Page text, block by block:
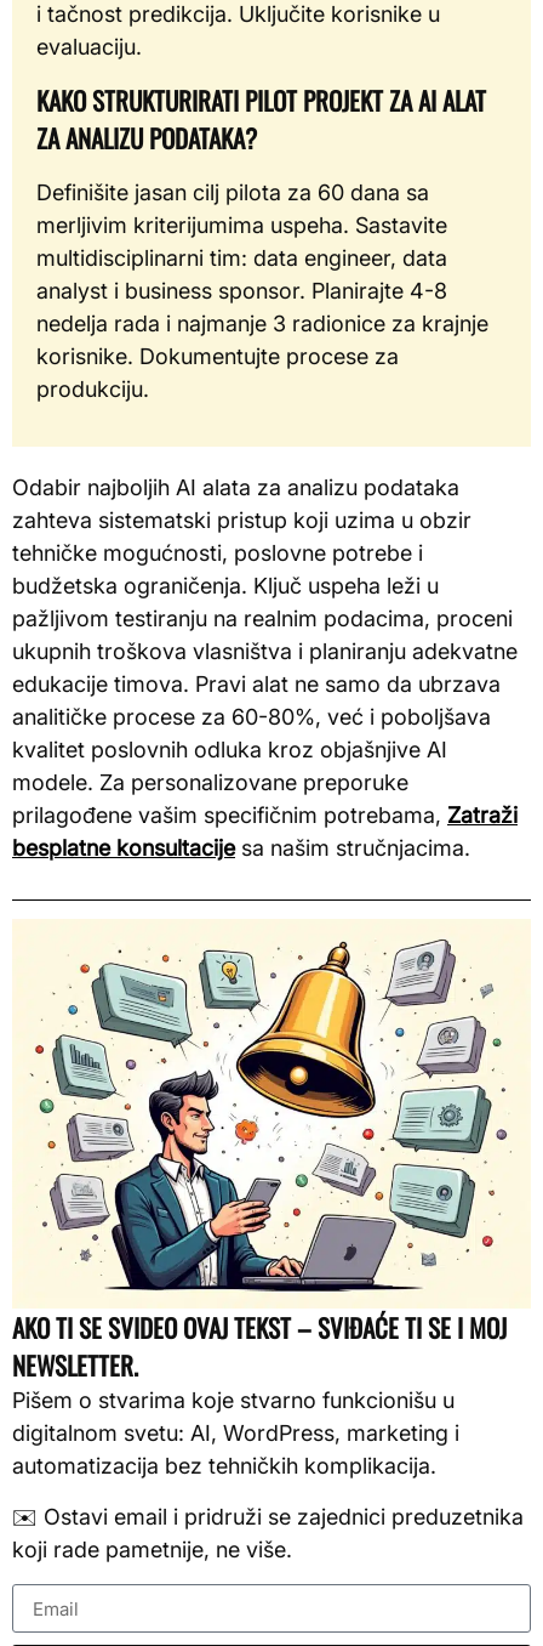
i tačnost predikcija. Uključite korisnike u
evaluaciju.
KAKO STRUKTURIRATI PILOT PROJEKT ZA AI ALAT
ZA ANALIZU PODATAKA?
Definišite jasan cilj pilota za 60 dana sa
merljivim kriterijumima uspeha. Sastavite
multidisciplinarni tim: data engineer, data
analyst i business sponsor. Planirajte 4-8
nedelja rada i najmanje 3 radionice za krajnje
korisnike. Dokumentujte procese za
produkciju.
Odabir najboljih AI alata za analizu podataka
zahteva sistematski pristup koji uzima u obzir
tehničke mogućnosti, poslovne potrebe i
budžetska ograničenja. Ključ uspeha leži u
pažljivom testiranju na realnim podacima, proceni
ukupnih troškova vlasništva i planiranju adekvatne
edukacije timova. Pravi alat ne samo da ubrzava
analitičke procese za 60-80%, već i poboljšava
kvalitet poslovnih odluka kroz objašnjive AI
modele. Za personalizovane preporuke
prilagođene vašim specifičnim potrebama, Zatraži
besplatne konsultacijesa našim stručnjacima.
AKO TI SE SVIDEO OVAJ TEKST – SVIĐAĆE TI SE I MOJ
NEWSLETTER.
Pišem o stvarima koje stvarno funkcionišu u
digitalnom svetu: AI, WordPress, marketing i
automatizacija bez tehničkih komplikacija.
✉️ Ostavi email i pridruži se zajednici preduzetnika
koji rade pametnije, ne više.